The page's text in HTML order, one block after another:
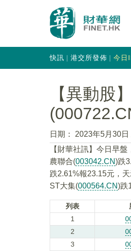
快訊 港交所發佈 今日
【異動股
日期：
2023年5月30
【財華社訊】今日早
農聯合(003042.CN)跌
跌2.61%報23.15元，
ST大集(000564.CN)跌
列表
1
2
3